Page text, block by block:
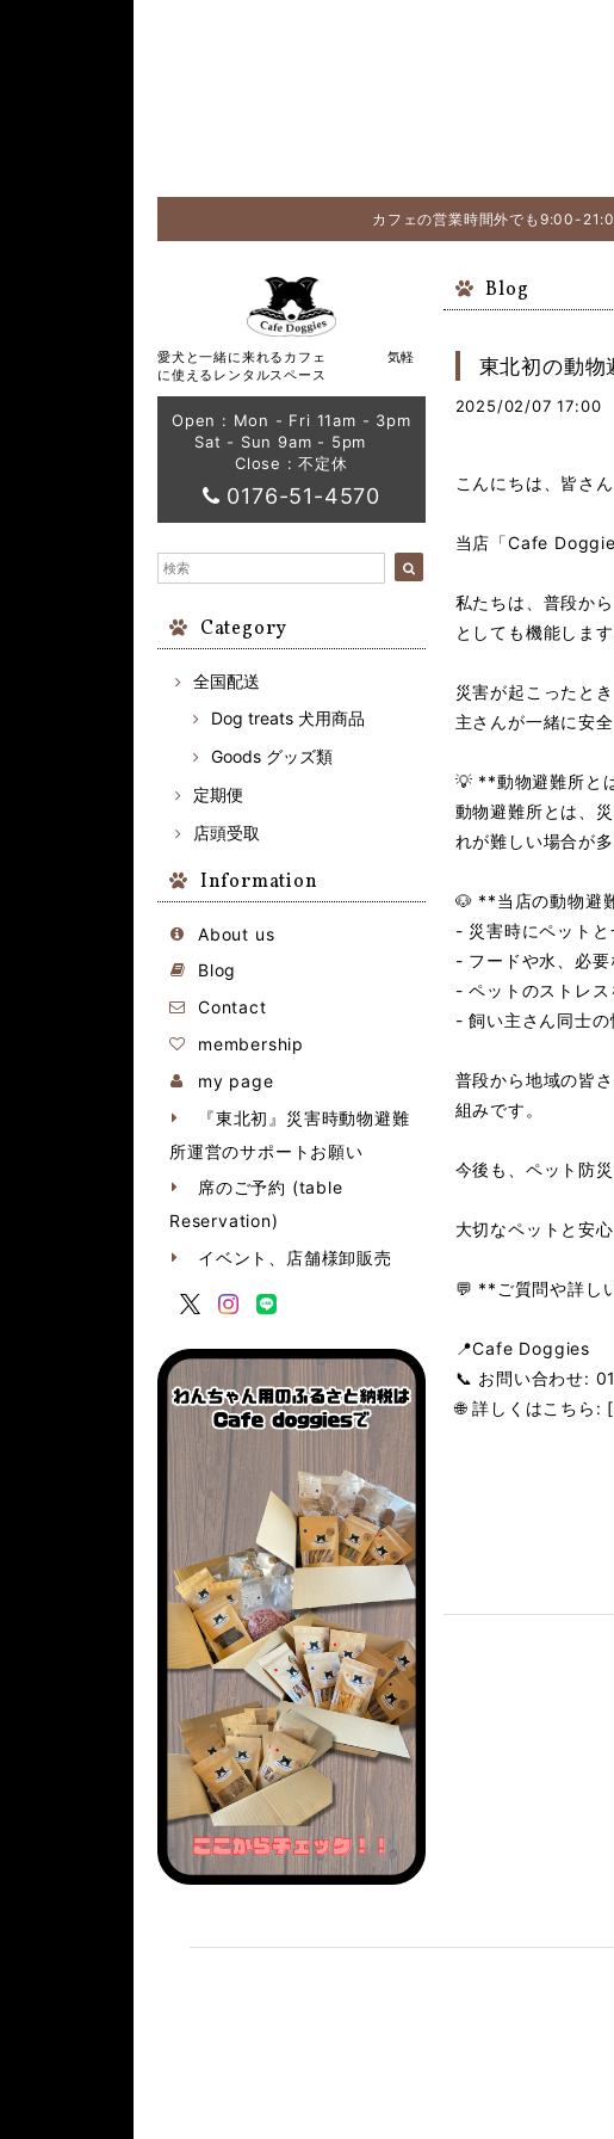
カフェの営業時間外でも9:00-
愛犬と一緒に来れるカフェ 気軽
に使えるレンタルスペース
Open : Mon - Fri 11am - 3pm
Sat - Sun 9am - 5pm
Close : 不定休
0176-51-4570
Category
全国配送
Dog treats 犬用商品
Goods グッズ類
定期便
店頭受取
Information
About us
Blog
Contact
membership
my page
『東北初』災害時動物避難
所運営のサポートお願い
席のご予約 (table
Reservation)
イベント、店舗様卸販売
Blog
東北初の動物
2025/02/07 17:00
こんにちは、皆さん
当店「Cafe
私たちは、普段か
としても機能します
災害が起こったと
主さんが一緒に安
💡 **動物避難所と
動物避難所とは、
れが難しい場合が
🐶 **当店の動物避
- 災害時にペット
- フードや水、必
- ペットのストレス
- 飼い主さん同士
普段から地域の皆
組みです。
今後も、ペット防
大切なペットと安
💬 **ご質問や詳し
📍Cafe Doggies
📞 お問い合わせ:
🌐 詳しくはこち